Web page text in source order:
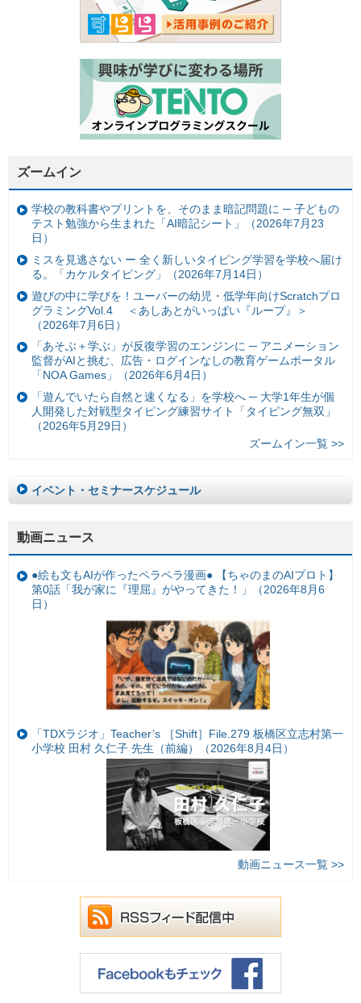
ズームイン
学校の教科書やプリントを、そのまま暗記問題に ─ 子どもの
テスト勉強から生まれた「AI暗記シート」（2026年7月23
日）
ミスを見逃さない ー 全く新しいタイピング学習を学校へ届け
る。「カケルタイピング」（2026年7月14日）
遊びの中に学びを！ユーバーの幼児・低学年向けScratchプロ
グラミングVol.4 ＜あしあとがいっぱい『ループ』＞
（2026年7月6日）
「あそぶ＋学ぶ」が反復学習のエンジンに ─ アニメーション
監督がAIと挑む、広告・ログインなしの教育ゲームポータル
「NOA Games」（2026年6月4日）
「遊んでいたら自然と速くなる」を学校へ ─ 大学1年生が個
人開発した対戦型タイピング練習サイト「タイピング無双」
（2026年5月29日）
ズームイン一覧 >>
イベント・セミナースケジュール
動画ニュース
●絵も文もAIが作ったペラペラ漫画● 【ちゃのまのAIプロト】
第0話「我が家に『理屈』がやってきた！」（2026年8月6
日）
「TDXラジオ」Teacher’s ［Shift］File.279 板橋区立志村第一
小学校 田村 久仁子 先生（前編）（2026年8月4日）
動画ニュース一覧 >>